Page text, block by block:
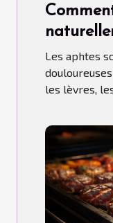
Les aphtes
les lèvres,